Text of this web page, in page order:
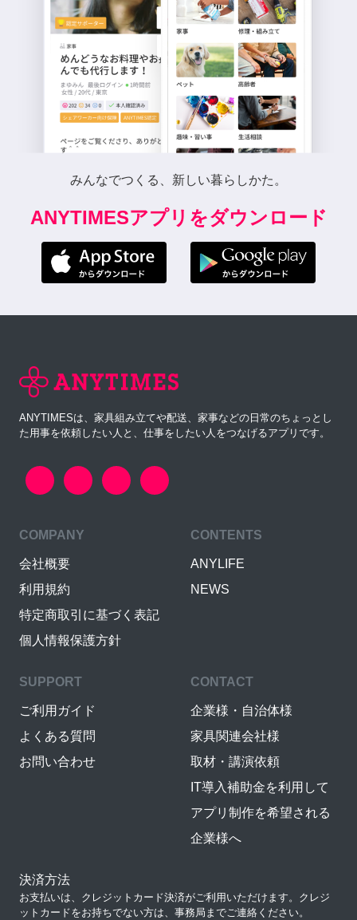
みんなでつくる、新しい暮らしかた。
ANYTIMESアプリをダウンロード
ANYTIMESは、家具組み立てや配送、家事などの日常のちょっとし
た用事を依頼したい人と、仕事をしたい人をつなげるアプリです。
COMPANY
会社概要
利用規約
特定商取引に基づく表記
個人情報保護方針
CONTENTS
ANYLIFE
NEWS
SUPPORT
ご利用ガイド
よくある質問
お問い合わせ
CONTACT
企業様・自治体様
家具関連会社様
取材・講演依頼
IT導入補助金を利用して
アプリ制作を希望される
企業様へ
決済方法
お支払いは、クレジットカード決済がご利用いただけます。クレジ
ットカードをお持ちでない方は、事務局までご連絡ください。